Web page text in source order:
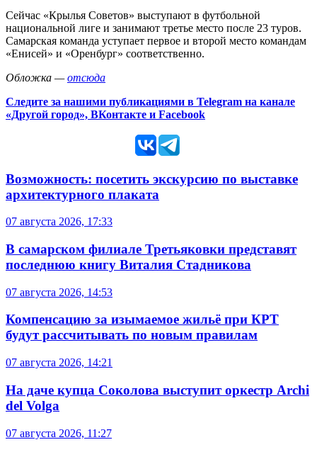
Сейчас «Крылья Советов» выступают в футбольной
национальной лиге и занимают третье место после 23 туров.
Самарская команда уступает первое и второй место командам
«Енисей» и «Оренбург» соответственно.
Обложка —отсюда
Следите за нашими публикациями в Telegram на канале
«Другой город», ВКонтакте и Facebook
Возможность: посетить экскурсию по выставке
архитектурного плаката
07 августа 2026, 17:33
В самарском филиале Третьяковки представят
последнюю книгу Виталия Стадникова
07 августа 2026, 14:53
Компенсацию за изымаемое жильё при КРТ
будут рассчитывать по новым правилам
07 августа 2026, 14:21
На даче купца Соколова выступит оркестр Archi
del Volga
07 августа 2026, 11:27